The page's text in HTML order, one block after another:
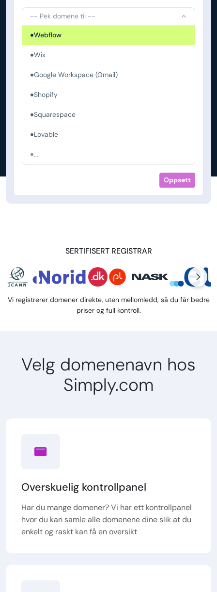
-- Pek domene til --
Webflow
Wix
Google Workspace (Gmail)
Shopify
Squarespace
Lovable
...
Oppsett
SERTIFISERT REGISTRAR
Vi registrerer domener direkte, uten mellomledd, så du får bedre
priser og full kontroll.
Velg domenenavn hos
Simply.com
Overskuelig kontrollpanel
Har du mange domener? Vi har ett kontrollpanel
hvor du kan samle alle domenene dine slik at du
enkelt og raskt kan få en oversikt